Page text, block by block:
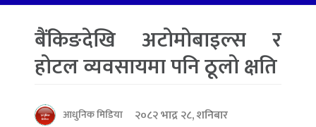
बैंकिङदेखि अटोमोबाइल्स र
होटल व्यवसायमा पनि ठूलो क्षति
आधुनिक मिडिया
२०८२ भाद्र २८, शनिबार